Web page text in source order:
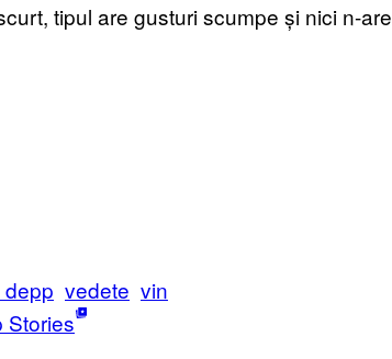
tipul are gusturi scumpe și nici n-are
vedete vin
Stories